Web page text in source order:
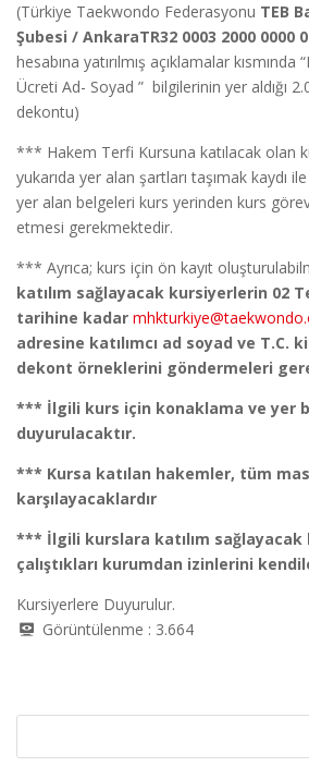
(Türkiye Taekwondo Federasyonu TEB
Şubesi / AnkaraTR32 0003 2000 0000
hesabına yatırılmış açıklamalar
Ücreti Ad- Soyad ” bilgilerinin yer aldığı
dekontu)
*** Hakem Terfi Kursuna katılacak olan
yukarıda yer alan şartları taşımak kaydı
yer alan belgeleri kurs yerinden kurs
etmesi gerekmektedir.
*** Ayrıca; kurs için ön kayıt
katılım sağlayacak kursiyerlerin 02
tarihine kadar
adresine katılımcı ad soyad ve T.C.
dekont örneklerini göndermeleri
*** İlgili kurs için konaklama ve yer
duyurulacaktır.
*** Kursa katılan hakemler, tüm
karşılayacaklardır
*** İlgili kurslara katılım
çalıştıkları kurumdan izinlerini
Kursiyerlere Duyurulur.
Görüntülenme : 3.664